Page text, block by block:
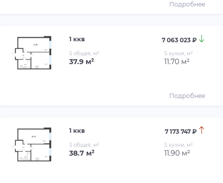
Подробнее
1 ккв 7 063 023 ₽
S общая, м²
37.9 м²
S кухни, м²
11.70 м²
Подробнее
1 ккв 7 173 747 ₽
S общая, м²
38.7 м²
S кухни, м²
11.90 м²